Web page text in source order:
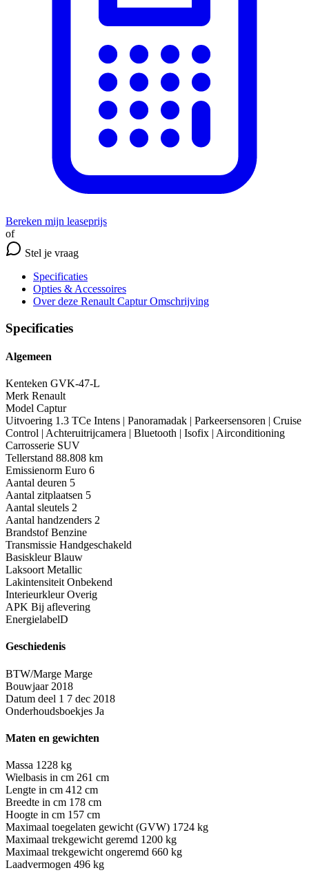
Bereken mijn leaseprijs
of
Stel je vraag
Specificaties
Opties & Accessoires
Over deze Renault Captur Omschrijving
Specificaties
Algemeen
Kenteken GVK-47-L
Merk Renault
Model Captur
Uitvoering 1.3 TCe Intens | Panoramadak | Parkeersensoren | Cruise
Control | Achteruitrijcamera | Bluetooth | Isofix | Airconditioning
Carrosserie SUV
Tellerstand 88.808 km
Emissienorm Euro 6
Aantal deuren 5
Aantal zitplaatsen 5
Aantal sleutels 2
Aantal handzenders 2
Brandstof Benzine
Transmissie Handgeschakeld
Basiskleur Blauw
Laksoort Metallic
Lakintensiteit Onbekend
Interieurkleur Overig
APK Bij aflevering
EnergielabelD
Geschiedenis
BTW/Marge Marge
Bouwjaar 2018
Datum deel 1 7 dec 2018
Onderhoudsboekjes Ja
Maten en gewichten
Massa 1228 kg
Wielbasis in cm 261 cm
Lengte in cm 412 cm
Breedte in cm 178 cm
Hoogte in cm 157 cm
Maximaal toegelaten gewicht (GVW) 1724 kg
Maximaal trekgewicht geremd 1200 kg
Maximaal trekgewicht ongeremd 660 kg
Laadvermogen 496 kg